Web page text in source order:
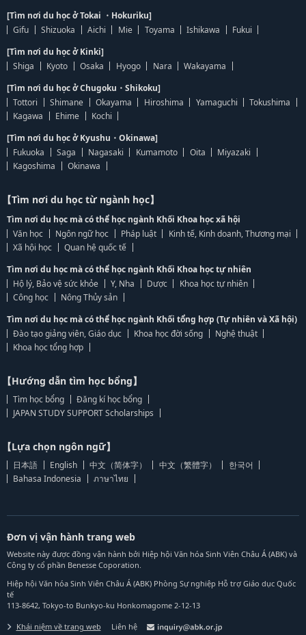
[Tìm nơi du học ở Tokai ・Hokuriku]
Gifu
Shizuoka Aichi Mie Toyama Ishikawa
Fukui
[Tìm nơi du học ở Kinki]
Shiga
Kyoto Osaka Hyogo Nara
Wakayama
[Tìm nơi du học ở Chugoku・Shikoku]
Tottori
Shimane Okayama Hiroshima Yamaguchi
Tokushima
Kagawa
Ehime
Kochi
[Tìm nơi du học ở Kyushu・Okinawa]
Fukuoka
Saga Nagasaki Kumamoto Oita
Miyazaki
Kagoshima
Okinawa
【Tìm nơi du học từ ngành học】
Tìm nơi du học mà có thể học ngành Khối Khoa học xã hội
Văn học
Ngôn ngữ học Pháp luật
Kinh tế, Kinh doanh, Thương mại
Xã hội học
Quan hệ quốc tế
Tìm nơi du học mà có thể học ngành Khối Khoa học tự nhiên
Hộ lý, Bảo vệ sức khỏe
Y, Nha Dược
Khoa học tự nhiên
Công học
Nông Thủy sản
Tìm nơi du học mà có thể học ngành Khối tổng hợp (Tự nhiên và Xã hội)
Đào tạo giảng viên, Giáo dục
Khoa học đời sống
Nghệ thuật
Khoa học tổng hợp
【Hướng dẫn tìm học bổng】
Tìm học bổng
Đăng kí học bổng
JAPAN STUDY SUPPORT Scholarships
【Lựa chọn ngôn ngữ】
日本語 English 中文（简体字） 中文（繁體字）
한국어
Bahasa Indonesia
ภาษาไทย
Đơn vị vận hành trang web
Website này được đồng vận hành bởi Hiệp hội Văn hóa Sinh Viên Châu Á (ABK) và
Công ty cổ phần Benesse Coporation.
Hiệp hội Văn hóa Sinh Viên Châu Á (ABK) Phòng Sự nghiệp Hỗ trợ Giáo dục Quốc
tế
113-8642, Tokyo-to Bunkyo-ku Honkomagome 2-12-13
Khái niệm về trang web Liên hệ